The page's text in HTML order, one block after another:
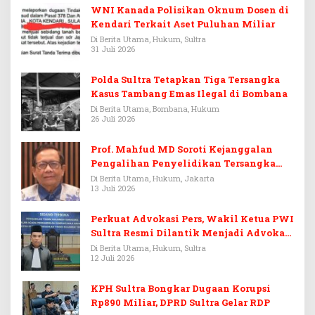
WNI Kanada Polisikan Oknum Dosen di
Kendari Terkait Aset Puluhan Miliar
Di Berita Utama, Hukum, Sultra
31 Juli 2026
Polda Sultra Tetapkan Tiga Tersangka
Kasus Tambang Emas Ilegal di Bombana
Di Berita Utama, Bombana, Hukum
26 Juli 2026
Prof. Mahfud MD Soroti Kejanggalan
Pengalihan Penyelidikan Tersangka
Febrie Adriansyah
Di Berita Utama, Hukum, Jakarta
13 Juli 2026
Perkuat Advokasi Pers, Wakil Ketua PWI
Sultra Resmi Dilantik Menjadi Advokat
PERADI
Di Berita Utama, Hukum, Sultra
12 Juli 2026
KPH Sultra Bongkar Dugaan Korupsi
Rp890 Miliar, DPRD Sultra Gelar RDP